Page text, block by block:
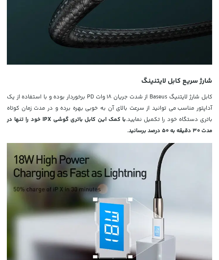
شارژ سریع کابل لایتنینگ
کابل شارژ لایتنیگ Baseus از شدت جریان 18 وات PD برخوردار بوده و با استفاده از یک
آداپتور مناسبمی توانید از سرعت بالای آن به خوبی بهره برده و در مدت زمان کوتاه
باتری دستگاه خود را تکمیل نمایید.
با کمک این کابل باتری گوشی IPX خود را تنها در
مدت 30 دقیقه به 50 درصد برسانید.